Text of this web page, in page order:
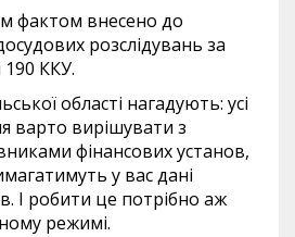
фактом внесено до
розслідувань за
190 ККУ.
області нагадують: усі
варто вирішувати з
фінансових установ,
у вас дані
І робити це потрібно аж
режимі.